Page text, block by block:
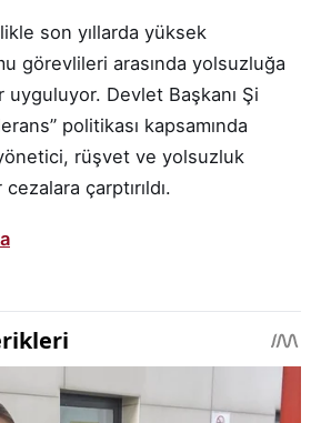
son yıllarda yüksek
görevlileri arasında yolsuzluğa
uyguluyor. Devlet Başkanı Şi
politikası kapsamında
rüşvet ve yolsuzluk
çarptırıldı.